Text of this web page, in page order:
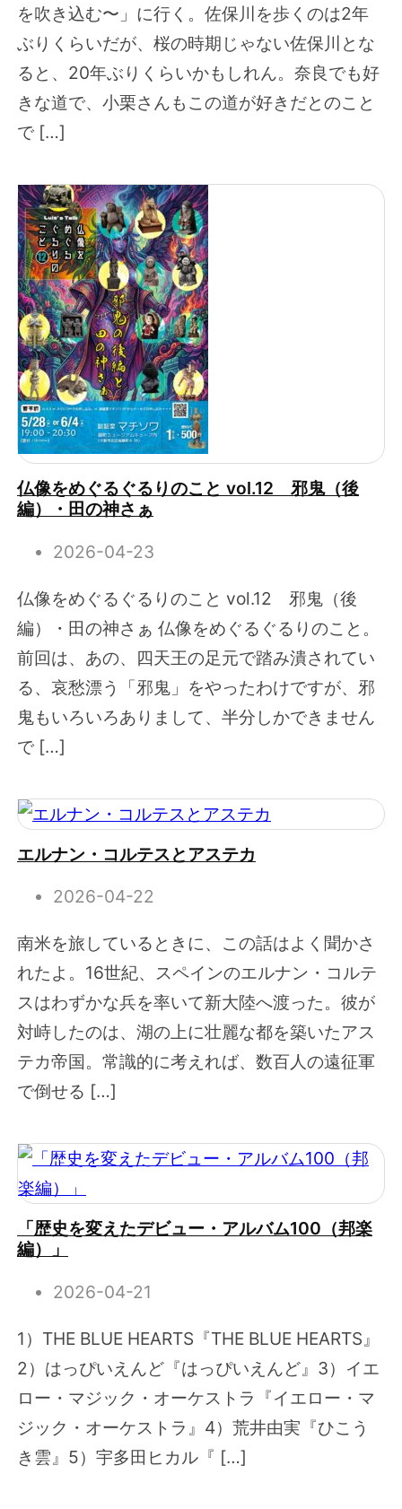
を吹き込む〜」に行く。佐保川を歩くのは2年
ぶりくらいだが、桜の時期じゃない佐保川とな
ると、20年ぶりくらいかもしれん。奈良でも好
きな道で、小栗さんもこの道が好きだとのこと
で […]
仏像をめぐるぐるりのこと vol.12 邪鬼（後
編）・田の神さぁ
2026-04-23
仏像をめぐるぐるりのこと vol.12 邪鬼（後
編）・田の神さぁ 仏像をめぐるぐるりのこと。
前回は、あの、四天王の足元で踏み潰されてい
る、哀愁漂う「邪鬼」をやったわけですが、邪
鬼もいろいろありまして、半分しかできません
で […]
エルナン・コルテスとアステカ
2026-04-22
南米を旅しているときに、この話はよく聞かさ
れたよ。16世紀、スペインのエルナン・コルテ
スはわずかな兵を率いて新大陸へ渡った。彼が
対峙したのは、湖の上に壮麗な都を築いたアス
テカ帝国。常識的に考えれば、数百人の遠征軍
で倒せる […]
「歴史を変えたデビュー・アルバム100（邦楽
編）」
2026-04-21
1）THE BLUE HEARTS『THE BLUE HEARTS』
2）はっぴいえんど『はっぴいえんど』3）イエ
ロー・マジック・オーケストラ『イエロー・マ
ジック・オーケストラ』4）荒井由実『ひこう
き雲』5）宇多田ヒカル『 […]